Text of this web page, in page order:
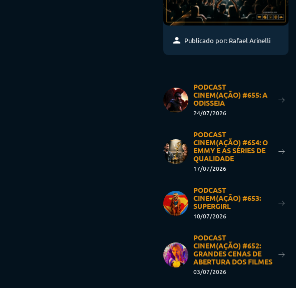
Publicado por: Rafael Arinelli
PODCAST
CINEM(AÇÃO) #655: A
ODISSEIA
24/07/2026
PODCAST
CINEM(AÇÃO) #654: O
EMMY E AS SÉRIES DE
QUALIDADE
17/07/2026
PODCAST
CINEM(AÇÃO) #653:
SUPERGIRL
10/07/2026
PODCAST
CINEM(AÇÃO) #652:
GRANDES CENAS DE
ABERTURA DOS FILMES
03/07/2026